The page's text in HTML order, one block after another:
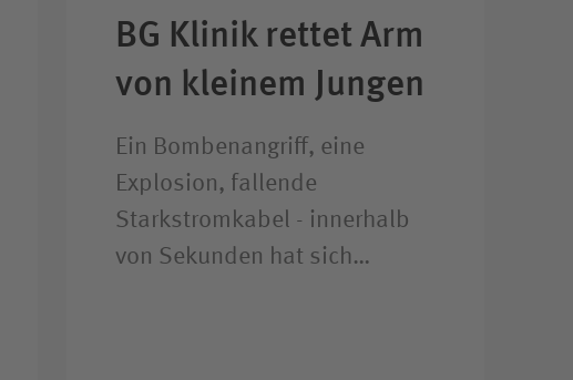
BG Klinik rettet Arm
von kleinem Jungen
Ein Bombenangriff, eine
Explosion, fallende
Starkstromkabel - innerhalb
von Sekunden hat sich…